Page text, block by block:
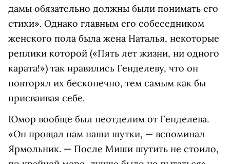
дамы обязательно должны были понимать его
стихи». Однако главным его собеседником
женского пола была жена Наталья, некоторые
реплики которой («Пять лет жизни, ни одного
карата!») так нравились Генделеву, что он
повторял их бесконечно, тем самым как бы
присваивая себе.
Юмор вообще был неотделим от Генделева.
«Он прощал нам наши шутки, — вспоминал
Ярмольник. — После Миши шутить не стоило,